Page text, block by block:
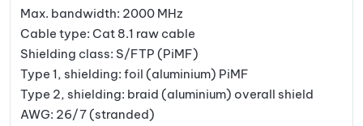
Max. bandwidth: 2000 MHz
Cable type: Cat 8.1 raw cable
Shielding class: S/FTP (PiMF)
Type 1, shielding: foil (aluminium) PiMF
Type 2, shielding: braid (aluminium) overall shield
AWG: 26/7 (stranded)